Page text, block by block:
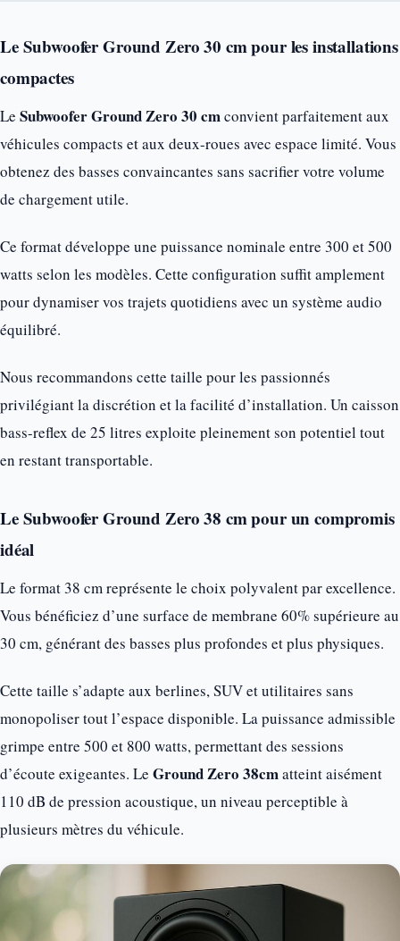
Le Subwoofer Ground Zero 30 cm pour les installations
compactes
Le Subwoofer Ground Zero 30 cmconvient parfaitement aux
véhicules compacts et aux deux-roues avec espace limité. Vous
obtenez des basses convaincantes sans sacrifier votre volume
de chargement utile.
Ce format développe une puissance nominale entre 300 et 500
watts selon les modèles. Cette configuration suffit amplement
pour dynamiser vos trajets quotidiens avec un système audio
équilibré.
Nous recommandons cette taille pour les passionnés
privilégiant la discrétion et la facilité d’installation. Un caisson
bass-reflex de 25 litres exploite pleinement son potentiel tout
en restant transportable.
Le Subwoofer Ground Zero 38 cm pour un compromis
idéal
Le format 38 cm représente le choix polyvalent par excellence.
Vous bénéficiez d’une surface de membrane 60% supérieure au
30 cm, générant des basses plus profondes et plus physiques.
Cette taille s’adapte aux berlines, SUV et utilitaires sans
monopoliser tout l’espace disponible. La puissance admissible
grimpe entre 500 et 800 watts, permettant des sessions
d’écoute exigeantes. Le Ground Zero 38cmatteint aisément
110 dB de pression acoustique, un niveau perceptible à
plusieurs mètres du véhicule.